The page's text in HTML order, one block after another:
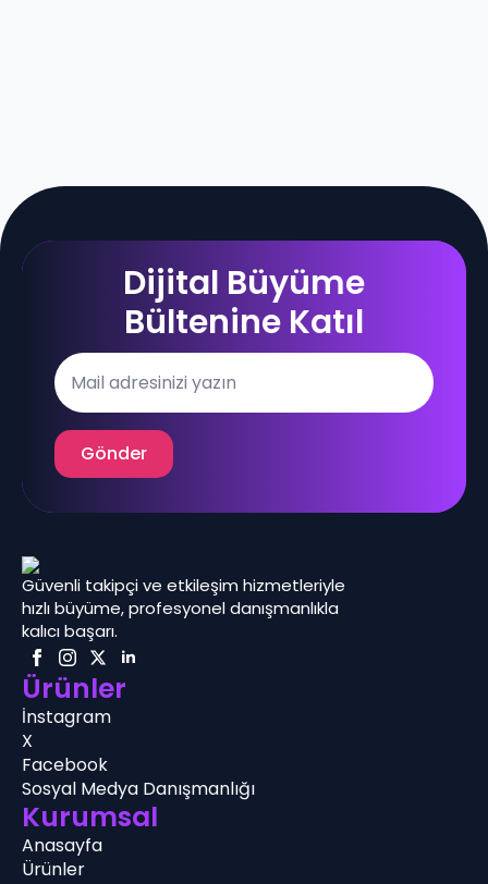
Dijital Büyüme
Bültenine Katıl
Email
*
Gönder
Güvenli takipçi ve etkileşim hizmetleriyle
hızlı büyüme, profesyonel danışmanlıkla
kalıcı başarı.
Ürünler
İnstagram
X
Facebook
Sosyal Medya Danışmanlığı
Kurumsal
Anasayfa
Ürünler